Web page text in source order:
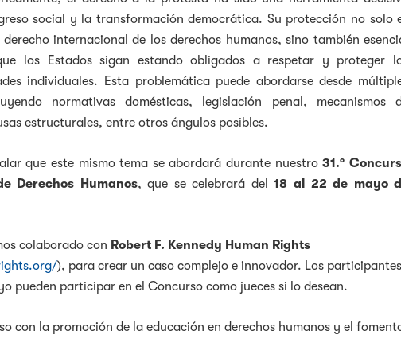
social y la transformación democrática. Su protección no solo
internacional de los derechos humanos, sino también
los Estados sigan estando obligados a respetar y proteger
individuales. Esta problemática puede abordarse desde
normativas domésticas, legislación penal, mecanismos
estructurales, entre otros ángulos posibles.
que este mismo tema se abordará durante nuestro31.º
Derechos Humanos, que se celebrará del18 al 22 de mayo
colaborado con Robert F. Kennedy Human Rights
), para crear un caso complejo e innovador. Los participantes
pueden participar en el Concurso como jueces si lo desean.
con la promoción de la educación en derechos humanos y el